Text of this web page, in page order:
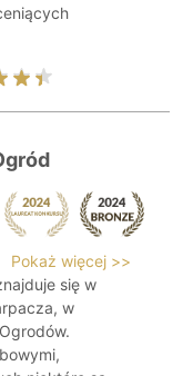
Pokaż więcej >>
się w
w